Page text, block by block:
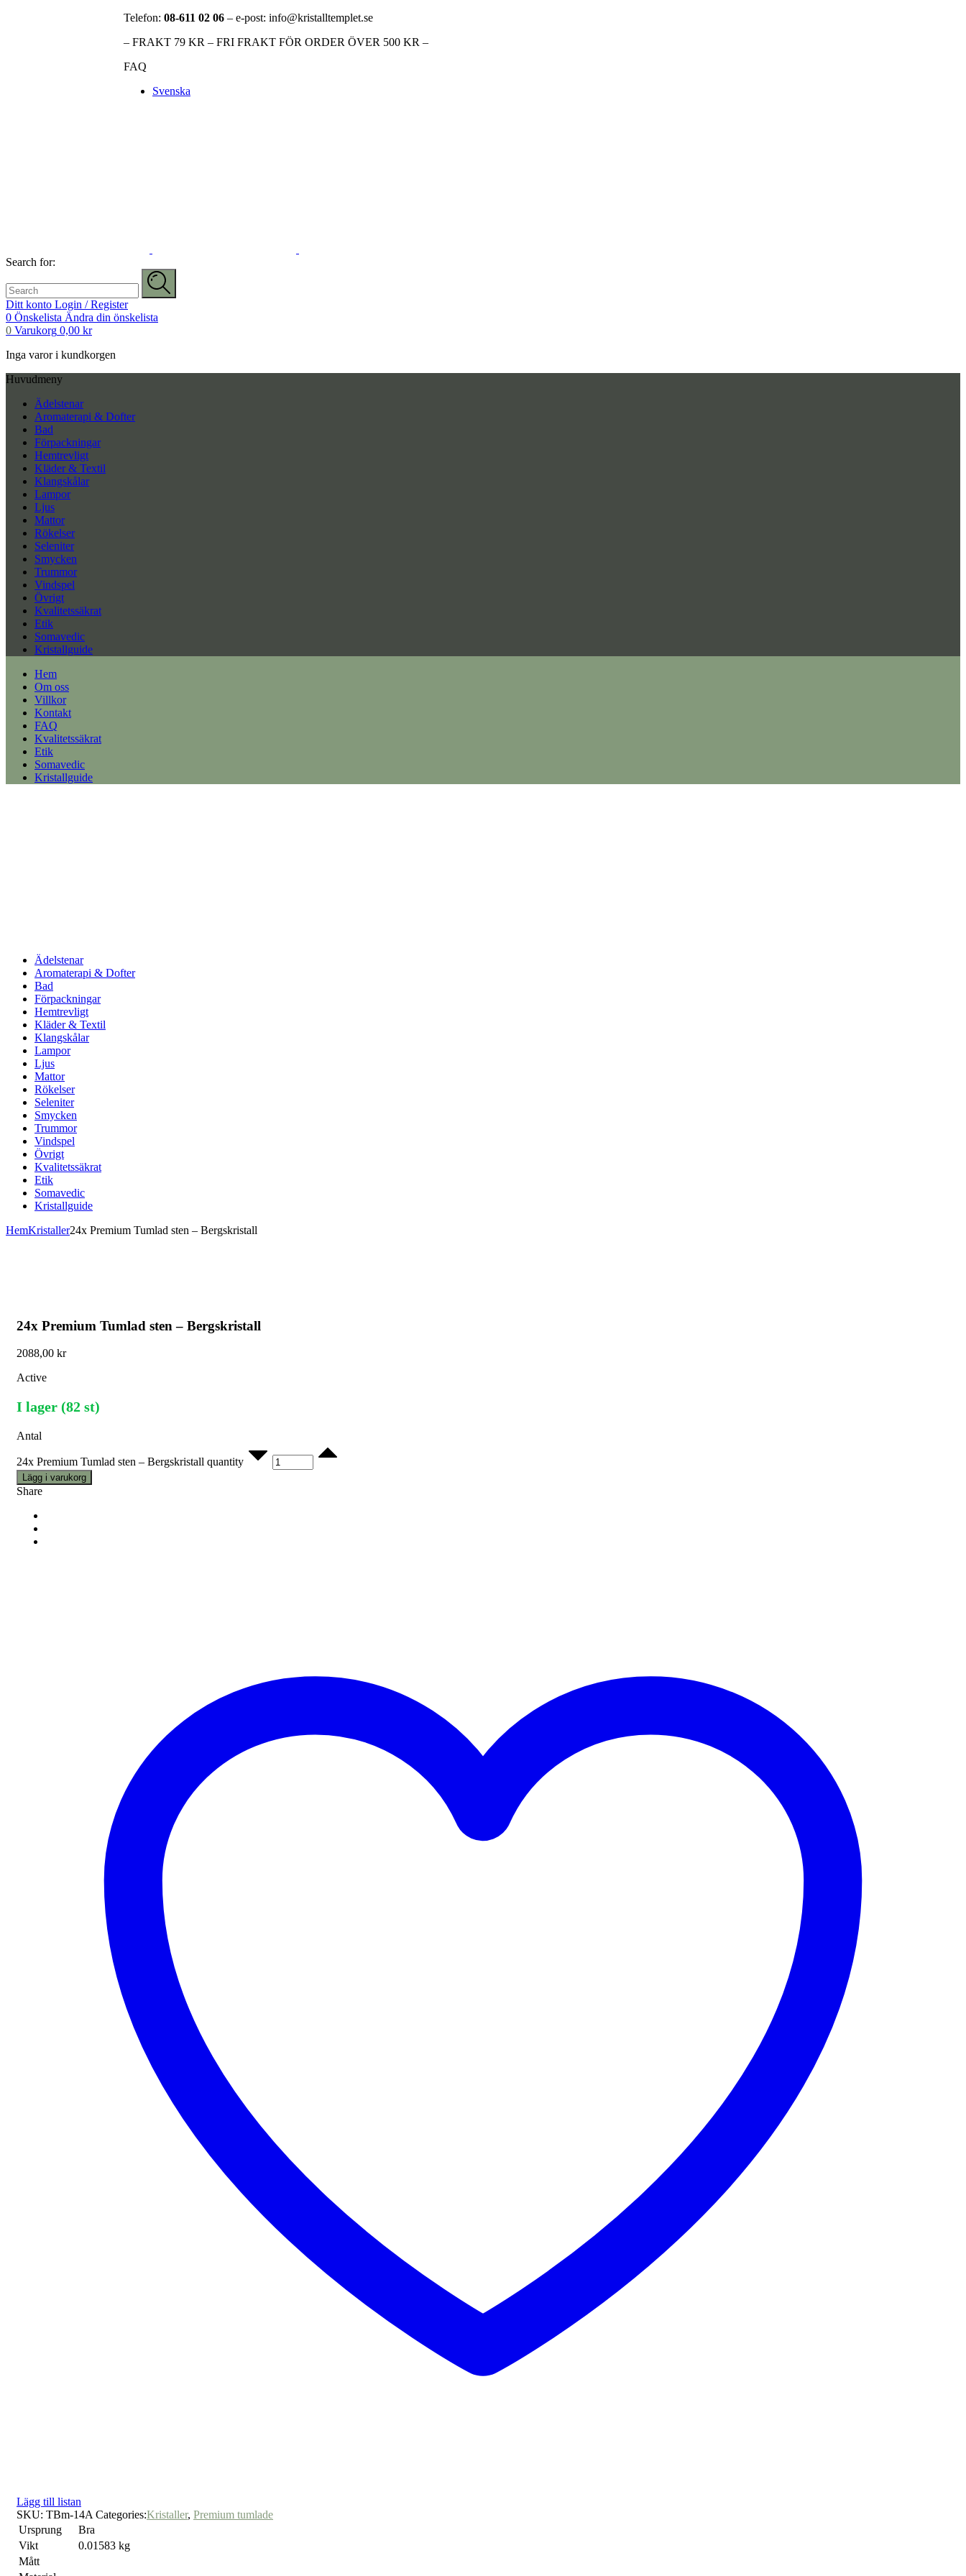
Telefon: 08-611 02 06 – e-post: info@kristalltemplet.se
– FRAKT 79 KR – FRI FRAKT FÖR ORDER ÖVER 500 KR –
FAQ
Svenska
Search for:
Ditt konto Login / Register
0 Önskelista Ändra din önskelista
0 Varukorg 0,00 kr
Inga varor i kundkorgen
Huvudmeny
Ädelstenar
Aromaterapi & Dofter
Bad
Förpackningar
Hemtrevligt
Kläder & Textil
Klangskålar
Lampor
Ljus
Mattor
Rökelser
Seleniter
Smycken
Trummor
Vindspel
Övrigt
Kvalitetssäkrat
Etik
Somavedic
Kristallguide
Hem
Om oss
Villkor
Kontakt
FAQ
Kvalitetssäkrat
Etik
Somavedic
Kristallguide
Ädelstenar
Aromaterapi & Dofter
Bad
Förpackningar
Hemtrevligt
Kläder & Textil
Klangskålar
Lampor
Ljus
Mattor
Rökelser
Seleniter
Smycken
Trummor
Vindspel
Övrigt
Kvalitetssäkrat
Etik
Somavedic
Kristallguide
HemKristaller24x Premium Tumlad sten – Bergskristall
24x Premium Tumlad sten – Bergskristall
2088,00 kr
Active
I lager (82 st)
Antal
24x Premium Tumlad sten – Bergskristall quantity
Lägg i varukorg
Share
Lägg till listan
SKU: TBm-14A Categories:Kristaller, Premium tumlade
Ursprung
Bra
Vikt
0.01583 kg
Mått